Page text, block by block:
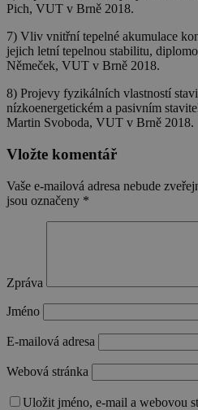
Pich, VUT v Brně 2018.
7) Vliv vnitřní tepelné akumulace
jejich letní tepelnou stabilitu,
Němeček, VUT v Brně 2018.
8) Projevy fyzikálních vlastností
nízkoenergetickém a pasivním
Martin Svoboda, VUT v Brně 2018.
Vložte komentář
Vaše e-mailová adresa nebude
jsou označeny *
Zpráva
Jméno
E-mailová adresa
Webová stránka
Uložit jméno, e-mail a webovou